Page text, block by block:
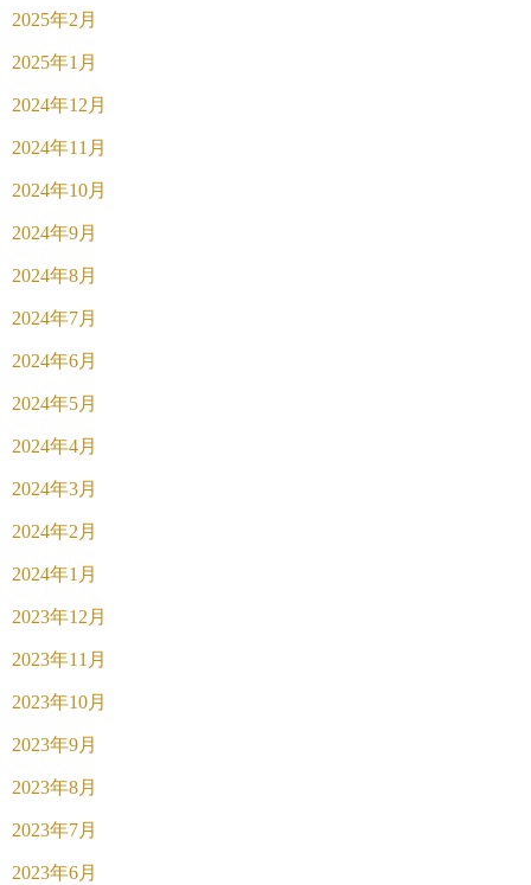
2025年2月
2025年1月
2024年12月
2024年11月
2024年10月
2024年9月
2024年8月
2024年7月
2024年6月
2024年5月
2024年4月
2024年3月
2024年2月
2024年1月
2023年12月
2023年11月
2023年10月
2023年9月
2023年8月
2023年7月
2023年6月